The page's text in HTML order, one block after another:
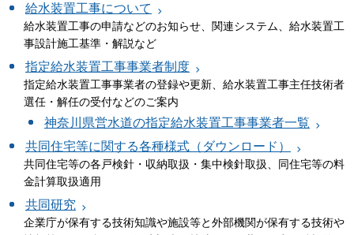
給水装置工事について
給水装置工事の申請などのお知らせ、関連システム、給水装置工
事設計施工基準・解説など
指定給水装置工事事業者制度
指定給水装置工事事業者の登録や更新、給水装置工事主任技術者
選任・解任の受付などのご案内
神奈川県営水道の指定給水装置工事事業者一覧
共同住宅等に関する各種様式（ダウンロード）
共同住宅等の各戸検針・収納取扱・集中検針取扱、同住宅等の料
金計算取扱適用
共同研究
企業庁が保有する技術知識や施設等と外部機関が保有する技術や